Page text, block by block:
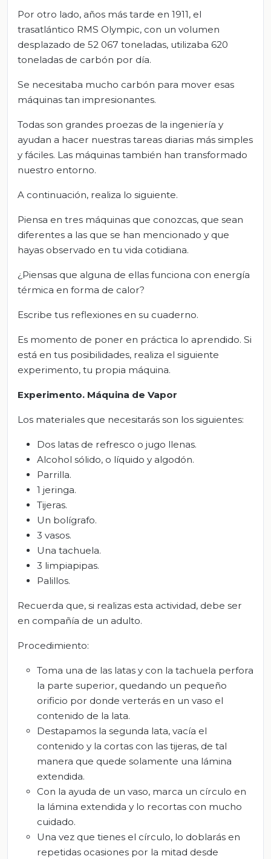
Por otro lado, años más tarde en 1911, el
trasatlántico RMS Olympic, con un volumen
desplazado de 52 067 toneladas, utilizaba 620
toneladas de carbón por día.
Se necesitaba mucho carbón para mover esas
máquinas tan impresionantes.
Todas son grandes proezas de la ingeniería y
ayudan a hacer nuestras tareas diarias más simples
y fáciles. Las máquinas también han transformado
nuestro entorno.
A continuación, realiza lo siguiente.
Piensa en tres máquinas que conozcas, que sean
diferentes a las que se han mencionado y que
hayas observado en tu vida cotidiana.
¿Piensas que alguna de ellas funciona con energía
térmica en forma de calor?
Escribe tus reflexiones en su cuaderno.
Es momento de poner en práctica lo aprendido. Si
está en tus posibilidades, realiza el siguiente
experimento, tu propia máquina.
Experimento. Máquina de Vapor
Los materiales que necesitarás son los siguientes:
Dos latas de refresco o jugo llenas.
Alcohol sólido, o líquido y algodón.
Parrilla.
1 jeringa.
Tijeras.
Un bolígrafo.
3 vasos.
Una tachuela.
3 limpiapipas.
Palillos.
Recuerda que, si realizas esta actividad, debe ser
en compañía de un adulto.
Procedimiento:
Toma una de las latas y con la tachuela perfora
la parte superior, quedando un pequeño
orificio por donde verterás en un vaso el
contenido de la lata.
Destapamos la segunda lata, vacía el
contenido y la cortas con las tijeras, de tal
manera que quede solamente una lámina
extendida.
Con la ayuda de un vaso, marca un círculo en
la lámina extendida y lo recortas con mucho
cuidado.
Una vez que tienes el círculo, lo doblarás en
repetidas ocasiones por la mitad desde